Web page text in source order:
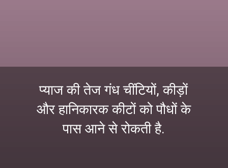
प्याज की तेज गंध चींटियों, कीड़ों
और हानिकारक कीटों को पौधों के
पास आने से रोकती है.